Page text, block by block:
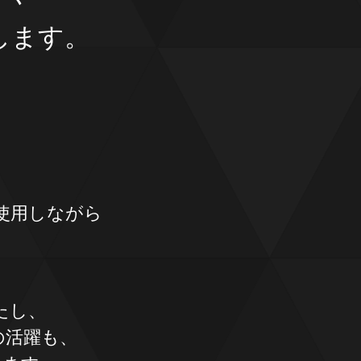
す。
用しながら
、
躍も、